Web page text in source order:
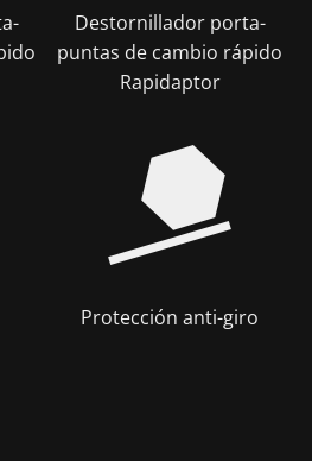
Destornillador porta-
puntas de cambio rápido
Rapidaptor
Protección anti-giro